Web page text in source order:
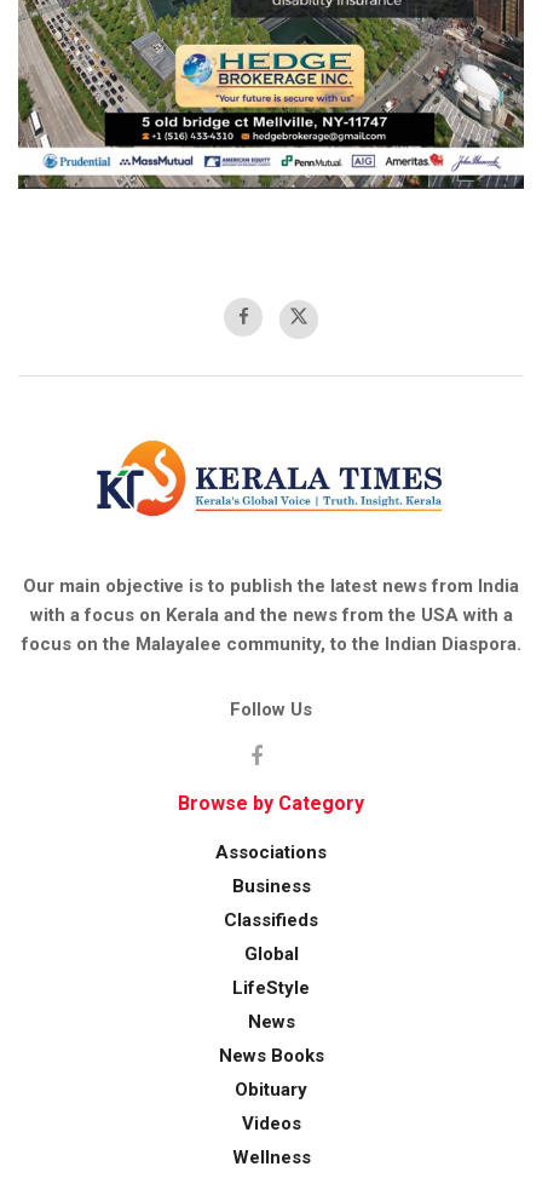
Our main objective is to publish the latest news from India
with a focus on Kerala and the news from the USA with a
focus on the Malayalee community, to the Indian Diaspora.
Follow Us
Browse by Category
Associations
Business
Classifieds
Global
LifeStyle
News
News Books
Obituary
Videos
Wellness